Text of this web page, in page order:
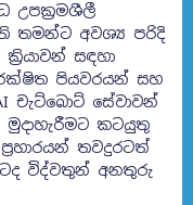
උපක්‍රමශීලී
තමන්ට අවශ්‍ය පරිදි
සඳහා
පියවරයන් සහ
චැට්බොට් සේවාවන්
කටයුතු
තවදුරටත්
විද්වතුන් අනතුරු